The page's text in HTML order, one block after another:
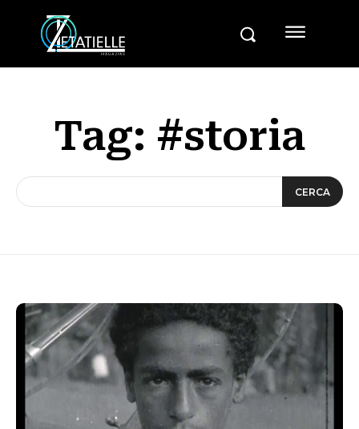
Tag: #storia
CERCA